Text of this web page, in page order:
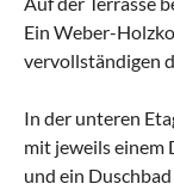
Ein Weber-
vervollständigen
In der unteren
mit jeweils einem
und ein